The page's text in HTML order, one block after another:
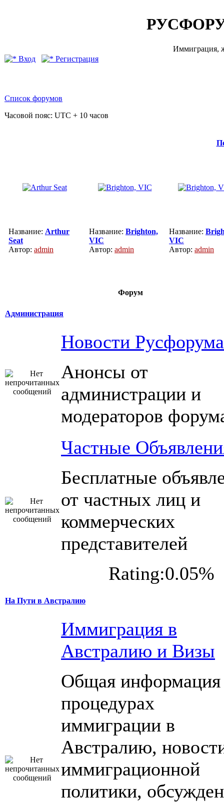
Иммиграция,
Вход
Регистрация
Список форумов
Часовой пояс: UTC + 10 часов
Название: Arthur
Seat
Автор: admin
Название: Brighton,
VIC
Автор: admin
Название:
VIC
Автор: admin
Форум
Администрация
Новости Русфорума
Анонсы от
администрации и
модераторов
Частные
Бесплатные
от частных лиц и
коммерческих
представителей
Rating:0.05%
На Пути в Австралию
Иммиграция в
Австралию и Визы
Общая информация
процедурах
иммиграции в
Австралию,
иммиграционной
политики,